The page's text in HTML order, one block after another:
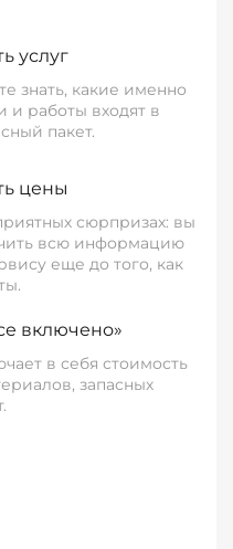
услуг
знать, какие именно
и работы входят в
пакет.
цены
сюрпризах: вы
всю информацию
еще до того, как
включено»
в себя стоимость
запасных